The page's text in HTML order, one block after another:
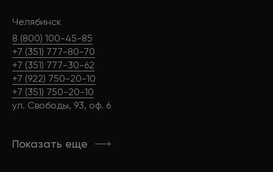
Челябинск
8 (800) 100-45-85
+7 (351) 777-80-70
+7 (351) 777-30-62
+7 (922) 750-20-10
+7 (351) 750-20-10
ул. Свободы, 93, оф. 6
Показать еще